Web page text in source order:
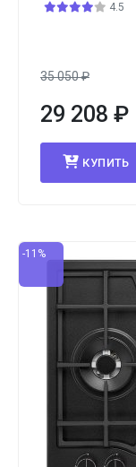
4.5
35 050₽
29 208 ₽
КУПИТЬ
-11%